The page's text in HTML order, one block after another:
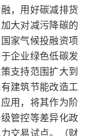
，用好碳减排货
大对减污降碳的
家气候投融资项
企业绿色低碳发
支持范围扩大到
建筑节能改造工
用，将其作为阶
管控等差异化政
交易试点。（财